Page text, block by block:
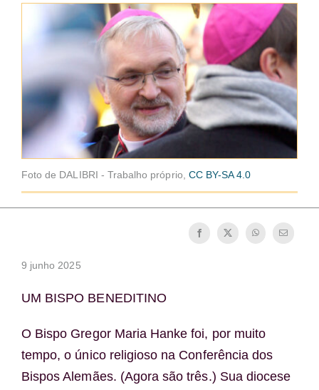
A medalha de São Bento
Arquivo OSB.org
Foto de DALIBRI - Trabalho próprio, CC BY-SA 4.0
9 junho 2025
UM BISPO BENEDITINO
O Bispo Gregor Maria Hanke foi, por muito
tempo, o único religioso na Conferência dos
Bispos Alemães. (Agora são três.) Sua diocese